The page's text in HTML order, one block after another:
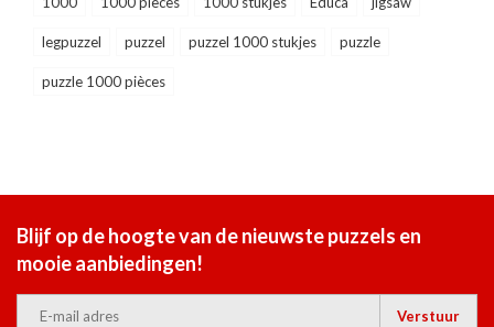
legpuzzel puzzel puzzel 1000 stukjes puzzle
puzzle 1000 pièces
Blijf op de hoogte van de nieuwste puzzels en
mooie aanbiedingen!
Verstuur